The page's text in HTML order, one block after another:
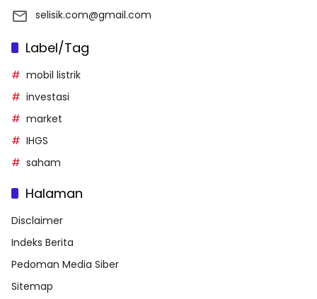
selisik.com@gmail.com
Label/Tag
mobil listrik
investasi
market
IHGS
saham
Halaman
Disclaimer
Indeks Berita
Pedoman Media Siber
Sitemap